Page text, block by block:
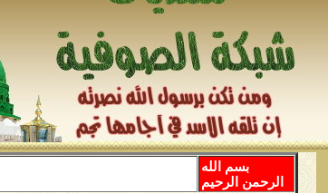
بسم الله
الرحمن الرحيم